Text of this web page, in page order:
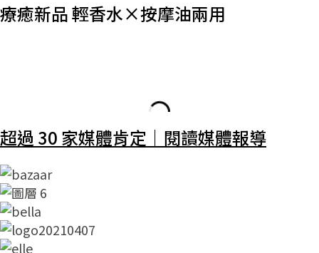
療癒新品 輕香水×按摩油兩用
超過 30 家媒體肯定｜閱讀媒體報導